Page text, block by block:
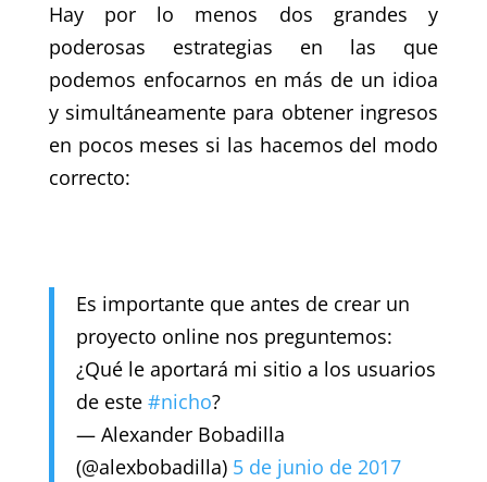
Hay por lo menos dos grandes y
poderosas estrategias en las que
podemos enfocarnos en más de un idioa
y simultáneamente para obtener ingresos
en pocos meses si las hacemos del modo
correcto:
Es importante que antes de crear un
proyecto online nos preguntemos:
¿Qué le aportará mi sitio a los usuarios
de este #nicho?
— Alexander Bobadilla
(@alexbobadilla) 5 de junio de 2017